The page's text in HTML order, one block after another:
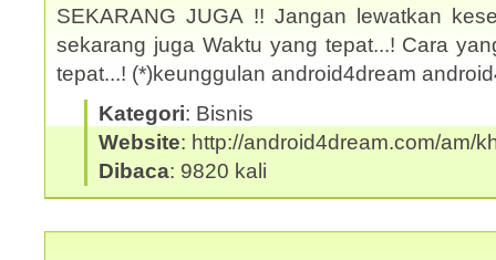
SEKARANG JUGA !! Jangan lewatkan
sekarang juga Waktu yang tepat...! Cara
tepat...! (*)keunggulan android4dream
Kategori: Bisnis
Website: http://android4dream.com/am/
Dibaca: 9820 kali